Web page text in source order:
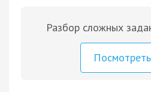
Разбор сложных
Посмотреть